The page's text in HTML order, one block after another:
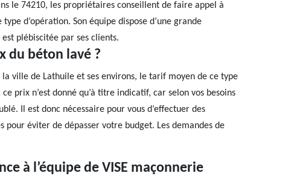
le 74210, les propriétaires conseillent de faire appel à
d’opération. Son équipe dispose d’une grande
plébiscitée par ses clients.
du béton lavé ?
ville de Lathuile et ses environs, le tarif moyen de ce type
prix n’est donné qu’à titre indicatif, car selon vos besoins
Il est donc nécessaire pour vous d’effectuer des
pour éviter de dépasser votre budget. Les demandes de
à l’équipe de VISE maçonnerie